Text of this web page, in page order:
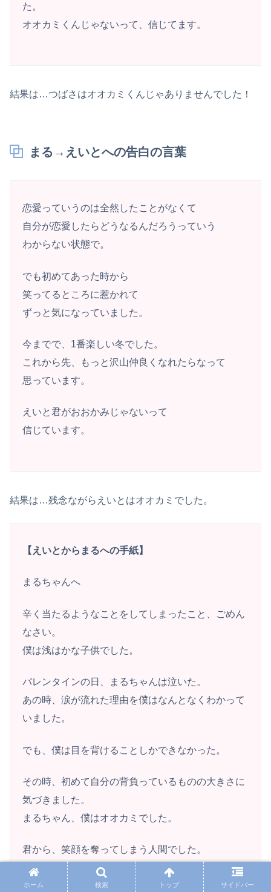
た。
オオカミくんじゃないって、信じてます。
結果は…つばさはオオカミくんじゃありませんでした！
まる→えいとへの告白の言葉
恋愛っていうのは全然したことがなくて
自分が恋愛したらどうなるんだろうっていう
わからない状態で。
でも初めてあった時から
笑ってるところに惹かれて
ずっと気になっていました。
今までで、1番楽しい冬でした。
これから先、もっと沢山仲良くなれたらなって
思っています。
えいと君がおおかみじゃないって
信じています。
結果は…残念ながらえいとはオオカミでした。
【えいとからまるへの手紙】
まるちゃんへ
辛く当たるようなことをしてしまったこと、ごめん
なさい。
僕は浅はかな子供でした。
バレンタインの日、まるちゃんは泣いた。
あの時、涙が流れた理由を僕はなんとなくわかって
いました。
でも、僕は目を背けることしかできなかった。
その時、初めて自分の背負っているものの大きさに
気づきました。
まるちゃん、僕はオオカミでした。
君から、笑顔を奪ってしまう人間でした。
手を抜かず作業を頑張るまるちゃん、誰かが困って
いると放っておけないまるちゃん。
ホーム 検索 トップ サイドバー